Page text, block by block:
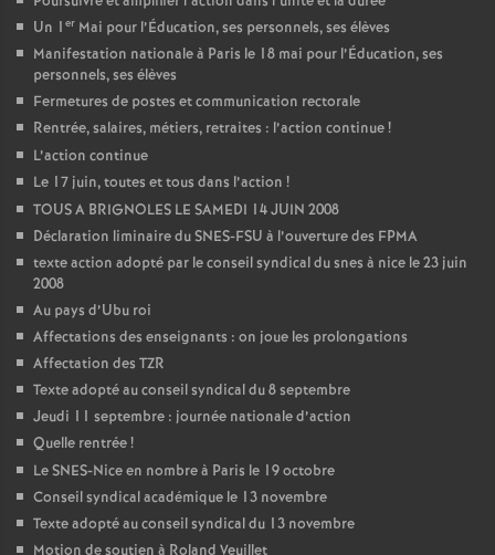
Un 1 er Mai pour l’Éducation, ses personnels, ses élèves
Manifestation nationale à Paris le 18 mai pour l’Éducation, ses
personnels, ses élèves
Fermetures de postes et communication rectorale
Rentrée, salaires, métiers, retraites : l’action continue!
L’action continue
Le 17 juin, toutes et tous dans l’action !
TOUS A BRIGNOLES LE SAMEDI 14 JUIN 2008
Déclaration liminaire du SNES-FSU à l’ouverture des FPMA
texte action adopté par le conseil syndical du snes à nice le 23 juin
2008
Au pays d’Ubu roi
Affectations des enseignants : on joue les prolongations
Affectation des TZR
Texte adopté au conseil syndical du 8 septembre
Jeudi 11 septembre : journée nationale d’action
Quelle rentrée!
Le SNES-Nice en nombre à Paris le 19 octobre
Conseil syndical académique le 13 novembre
Texte adopté au conseil syndical du 13 novembre